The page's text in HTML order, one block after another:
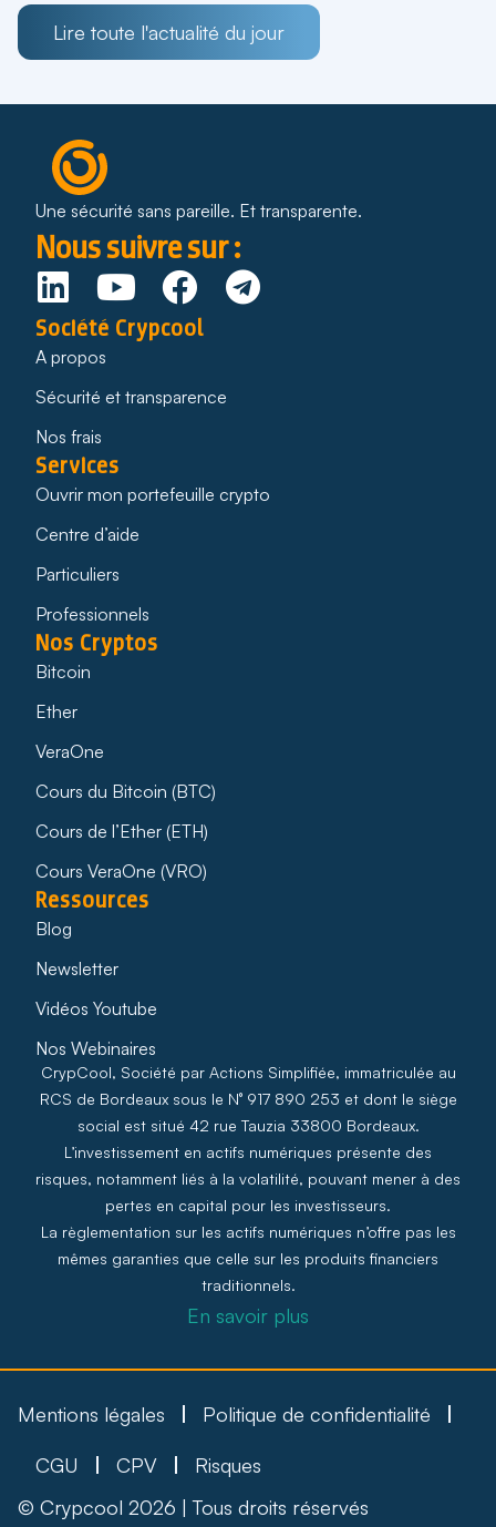
Lire toute l'actualité du jour
Une sécurité sans pareille. Et transparente.
Nous suivre sur :
Société Crypcool
A propos
Sécurité et transparence
Nos frais
Services
Ouvrir mon portefeuille crypto
Centre d’aide
Particuliers
Professionnels
Nos Cryptos
Bitcoin
Ether
VeraOne
Cours du Bitcoin (BTC)
Cours de l’Ether (ETH)
Cours VeraOne (VRO)
Ressources
Blog
Newsletter
Vidéos Youtube
Nos Webinaires
CrypCool, Société par Actions Simplifiée, immatriculée au
RCS de Bordeaux sous le N° 917 890 253 et dont le siège
social est situé 42 rue Tauzia 33800 Bordeaux.
L’investissement en actifs numériques présente des
risques, notamment liés à la volatilité, pouvant mener à des
pertes en capital pour les investisseurs.
La règlementation sur les actifs numériques n’offre pas les
mêmes garanties que celle sur les produits financiers
traditionnels.
En savoir plus
Mentions légales Politique de confidentialité
CGU CPV
Risques
© Crypcool 2026 | Tous droits réservés